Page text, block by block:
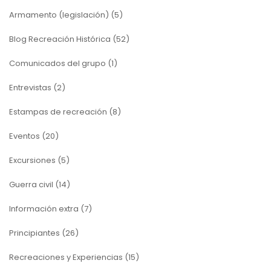
Armamento (legislación) (5)
Blog Recreación Histórica (52)
Comunicados del grupo (1)
Entrevistas (2)
Estampas de recreación (8)
Eventos (20)
Excursiones (5)
Guerra civil (14)
Información extra (7)
Principiantes (26)
Recreaciones y Experiencias (15)